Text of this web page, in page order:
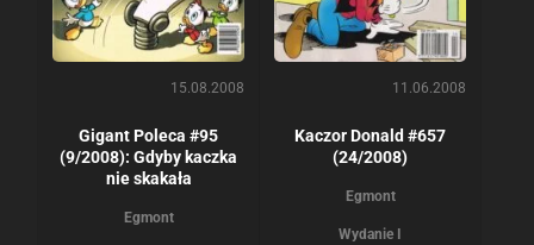
15.08.2008
Gigant Poleca #95
(9/2008): Gdyby kaczka
nie skakała
Egmont
11.06.2008
Kaczor Donald #657
(24/2008)
Egmont
Wydanie I